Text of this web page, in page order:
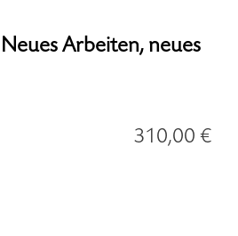
Arbeiten, neues
310,00 €